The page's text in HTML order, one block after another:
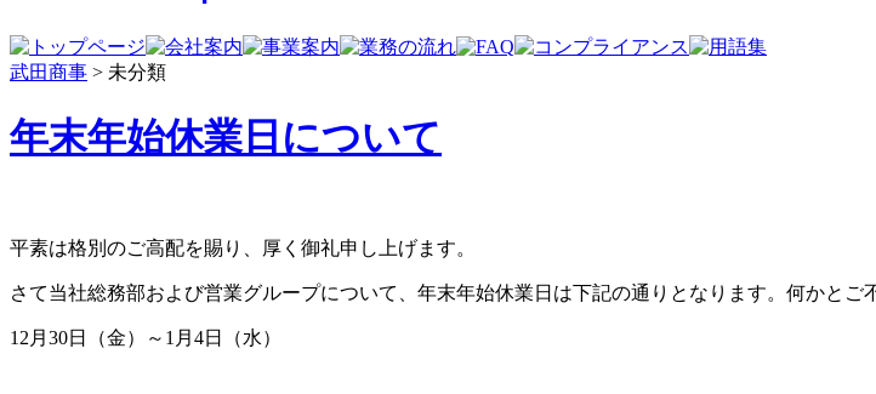
武田商事 > 未分類
年末年始休業日について
平素は格別のご高配を賜り、厚く御礼申し上げます。
さて当社総務部および営業グループについて、年末年始休業日は下記の通りとなります。何かと
12月30日（金）～1月4日（水）